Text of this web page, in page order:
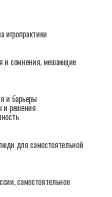
и сомнения, мешающие
и барьеры
и решения
для самостоятельной
самостоятельное